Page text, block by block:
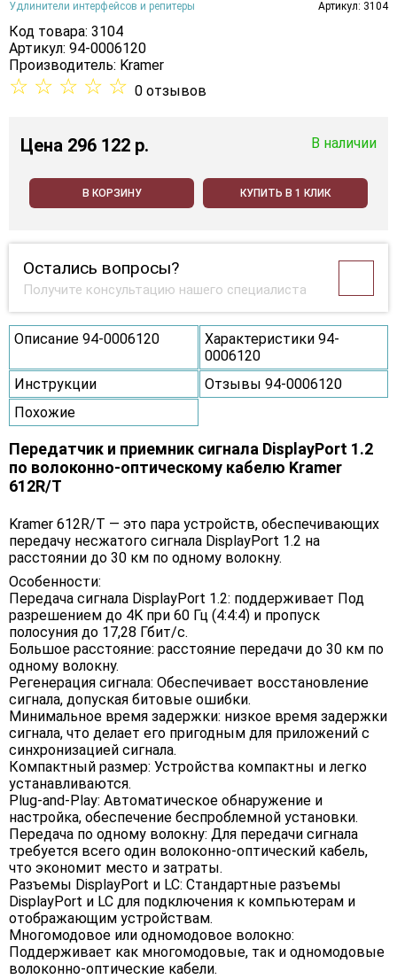
Удлинители интерфейсов и репитеры Артикул: 3104
Код товара: 3104
Артикул: 94-0006120
Производитель: Kramer
☆ ☆ ☆ ☆ ☆ 0 отзывов
Цена 296 122 p. В наличии
В КОРЗИНУ КУПИТЬ В 1 КЛИК
Остались вопросы?
Получите консультацию нашего специалиста
Описание 94-0006120
Характеристики 94-
0006120
Инструкции
Отзывы 94-0006120
Похожие
Передатчик и приемник сигнала DisplayPort 1.2
по волоконно-оптическому кабелю Kramer
612R/T
Kramer 612R/T — это пара устройств, обеспечивающих
передачу несжатого сигнала DisplayPort 1.2 на
расстоянии до 30 км по одному волокну.
Особенности:
Передача сигнала DisplayPort 1.2: поддерживает Под
разрешением до 4K при 60 Гц (4:4:4) и пропуск
полосуния до 17,28 Гбит/с.
Большое расстояние: расстояние передачи до 30 км по
одному волокну.
Регенерация сигнала: Обеспечивает восстановление
сигнала, допуская битовые ошибки.
Минимальное время задержки: низкое время задержки
сигнала, что делает его пригодным для приложений с
синхронизацией сигнала.
Компактный размер: Устройства компактны и легко
устанавливаются.
Plug-and-Play: Автоматическое обнаружение и
настройка, обеспечение беспроблемной установки.
Передача по одному волокну: Для передачи сигнала
требуется всего один волоконно-оптический кабель,
что экономит место и затраты.
Разъемы DisplayPort и LC: Стандартные разъемы
DisplayPort и LC для подключения к компьютерам и
отображающим устройствам.
Многомодовое или одномодовое волокно:
Поддерживает как многомодовые, так и одномодовые
волоконно-оптические кабели.